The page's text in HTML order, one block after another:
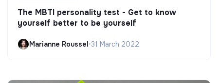
The MBTI personality test - Get to know
yourself better to be yourself
Marianne Roussel•31 March 2022